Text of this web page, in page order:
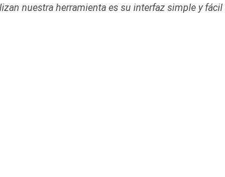
nuestra herramienta es su interfaz simple y